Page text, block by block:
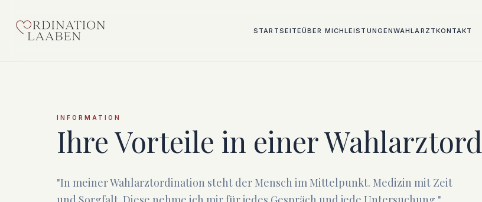
STARTSEITEÜBER MICHLEISTUNGENWAHLARZTKONTAKT
INFORMATION
Ihre Vorteile in einer
"In meiner Wahlarztordination steht der Mensch im Mittelpunkt. Medizin mit Zeit